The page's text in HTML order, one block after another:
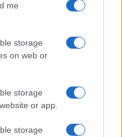
me
storage
on web or
storage
or app.
storage
που έκαναν τους
να δακρύσουν